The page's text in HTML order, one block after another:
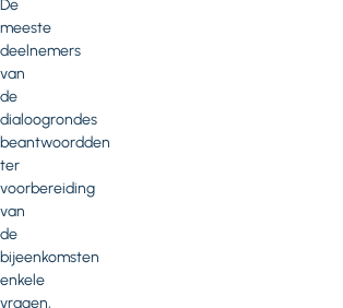
De
meeste
deelnemers
van
de
dialoogrondes
beantwoordden
ter
voorbereiding
van
de
bijeenkomsten
enkele
vragen,